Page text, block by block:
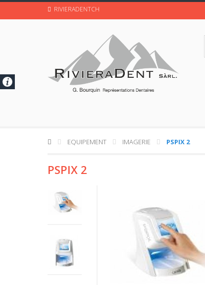
RIVIERADENTCH
EQUIPEMENT IMAGERIE PSPIX 2
PSPIX 2